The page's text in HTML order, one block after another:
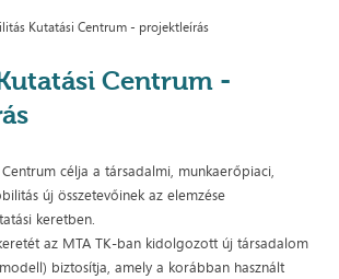
Kutatási Centrum - projektleírás
Centrum -
célja a társadalmi, munkaerőpiaci,
új összetevőinek az elemzése
keretben.
az MTA TK-ban kidolgozott új társadalom
biztosítja, amely a korábban használt